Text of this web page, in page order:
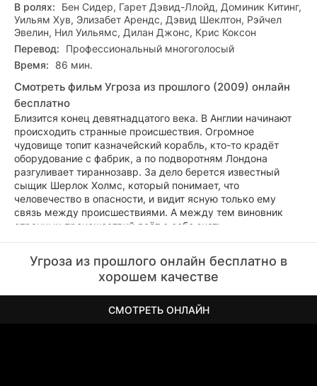
В ролях:
Бен Сидер, Гарет Дэвид-Ллойд, Доминик Китинг,
Уильям Хув, Элизабет Арендс, Дэвид Шеклтон, Рэйчел
Эвелин, Нил Уильямс, Дилан Джонс, Крис Коксон
Перевод:
Профессиональный многоголосый
Время:
86 мин.
Смотреть фильм Угроза из прошлого (2009) онлайн
бесплатно
Близится конец девятнадцатого века. В Англии начинают
происходить странные происшествия. Огромное
чудовище топит казначейский корабль, кто-то крадёт
оборудование с фабрик, а по подворотням Лондона
разгуливает тираннозавр. За дело берется известный
сыщик Шерлок Холмс, который понимает, что
человечество в опасности, и видит ясную только ему
связь между происшествиями. А между тем виновник
странных происшествий даёт о себе знать...
Угроза из прошлого онлайн бесплатно в
хорошем качестве
СМОТРЕТЬ ОНЛАЙН